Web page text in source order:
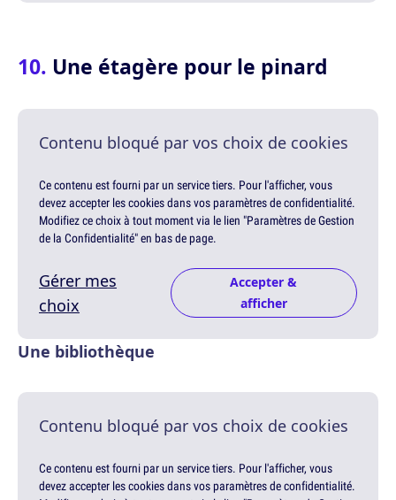
Une étagère pour le pinard
Contenu bloqué par vos choix de cookies
Ce contenu est fourni par un service tiers. Pour l'afficher, vous
devez accepter les cookies dans vos paramètres de confidentialité.
Modifiez ce choix à tout moment via le lien "Paramètres de Gestion
de la Confidentialité" en bas de page.
Gérer mes
choix
Accepter &
afficher
Une bibliothèque
Contenu bloqué par vos choix de cookies
Ce contenu est fourni par un service tiers. Pour l'afficher, vous
devez accepter les cookies dans vos paramètres de confidentialité.